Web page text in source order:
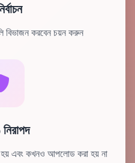
বিভাজন করবেন চয়ন করুন
হয় এবং কখনও আপলোড করা হয় না